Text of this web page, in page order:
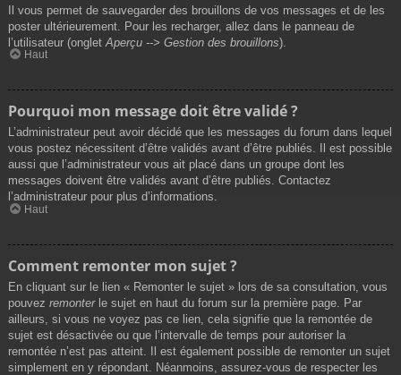
Il vous permet de sauvegarder des brouillons de vos messages et de les
poster ultérieurement. Pour les recharger, allez dans le panneau de
l’utilisateur (onglet Aperçu --> Gestion des brouillons).
Haut
Pourquoi mon message doit être validé ?
L’administrateur peut avoir décidé que les messages du forum dans lequel
vous postez nécessitent d’être validés avant d’être publiés. Il est possible
aussi que l’administrateur vous ait placé dans un groupe dont les
messages doivent être validés avant d’être publiés. Contactez
l’administrateur pour plus d’informations.
Haut
Comment remonter mon sujet ?
En cliquant sur le lien « Remonter le sujet » lors de sa consultation, vous
pouvez remonterle sujet en haut du forum sur la première page. Par
ailleurs, si vous ne voyez pas ce lien, cela signifie que la remontée de
sujet est désactivée ou que l’intervalle de temps pour autoriser la
remontée n’est pas atteint. Il est également possible de remonter un sujet
simplement en y répondant. Néanmoins, assurez-vous de respecter les